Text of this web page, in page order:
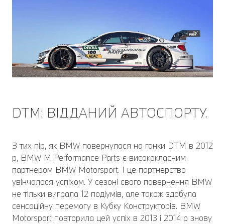
DTM: ВІДДАНИЙ АВТОСПОРТУ.
З тих пір, як BMW повернулася на гонки DTM в 2012
р, BMW M Performance Parts є висококласним
партнером BMW Motorsport. І це партнерство
увінчалося успіхом. У сезоні свого повернення BMW
не тільки виграла 12 подіумів, але також здобула
сенсаційну перемогу в Кубку Конструкторів. BMW
Motorsport повторила цей успіх в 2013 і 2014 р знову